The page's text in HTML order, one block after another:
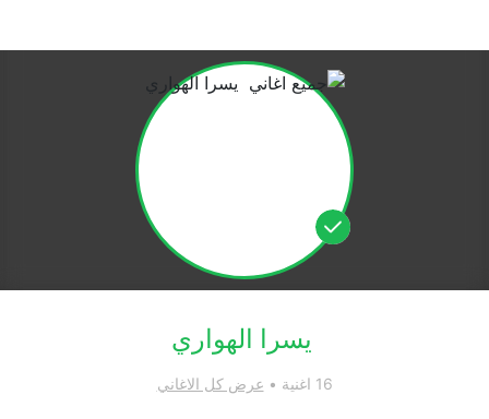
يسرا الهواري
16 اغنية • عرض كل الاغاني